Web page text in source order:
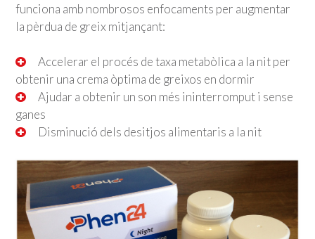
funciona amb nombrosos enfocaments per augmentar
la pèrdua de greix mitjançant:
Accelerar el procés de taxa metabòlica a la nit per
obtenir una crema òptima de greixos en dormir
Ajudar a obtenir un son més ininterromput i sense
ganes
Disminució dels desitjos alimentaris a la nit